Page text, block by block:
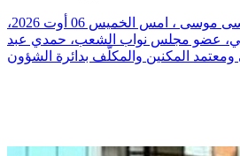
أدى والي المنستير، عيسى موسى ، امس الخميس 06 أوت 2026،
عضو مجلس نواب الشعب، حمدي عبد